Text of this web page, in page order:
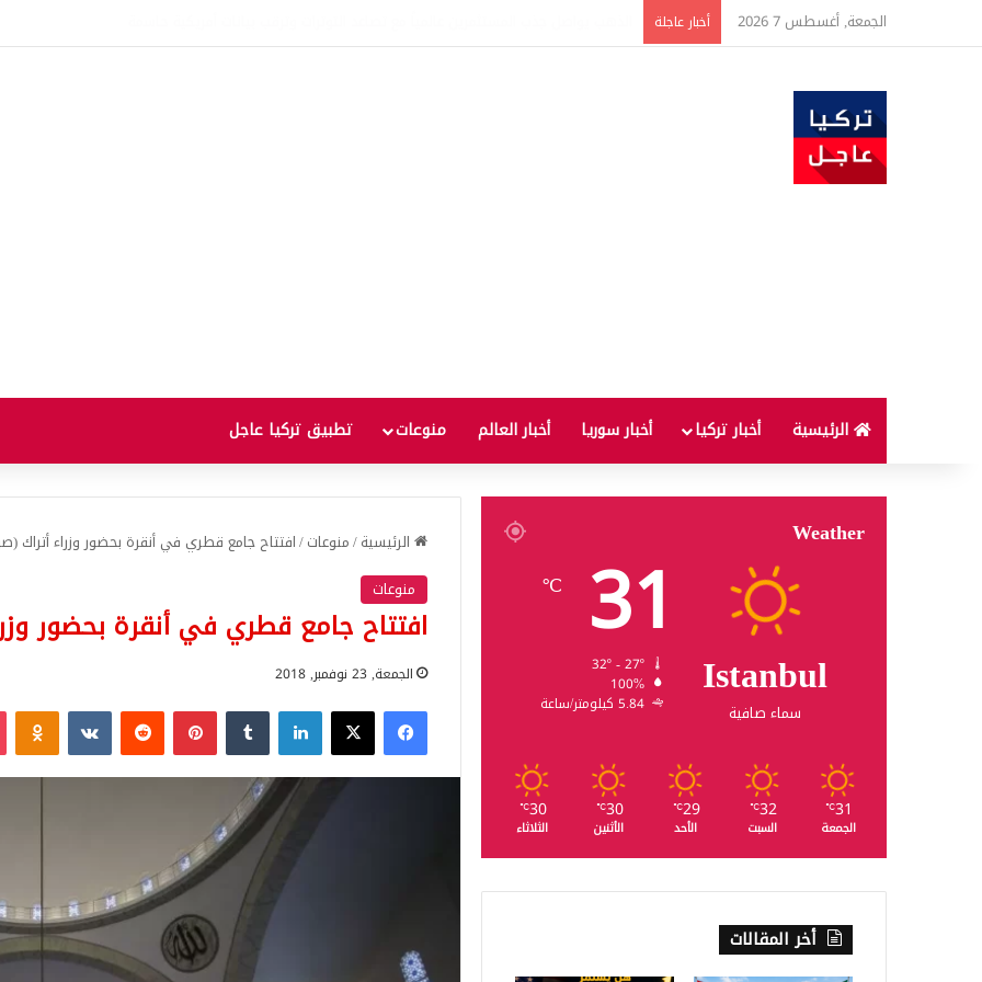
الجمعة, أغسطس 7 2026 أخبار عاجلة
الرئيسية أخبار تركيا أخبار سوريا أخبار العالم منوعات تطبيق تركيا عاجل
الرئيسية/منوعات/افتتاح جامع قطري في أنقرة بحضور وزراء أتراك
منوعات
افتتاح جامع قطري في أنقرة بحضور
الجمعة, 23 نوفمبر, 2018
فيسبوك‫X لينكدإن بينتيريست
Weather
Istanbul
سماء صافية
31
℃
100%
5.84 كيلومتر/ساعة
31
℃
الجمعة
32
℃
السبت
29
℃
الأحد
30
℃
الأثنين
30
℃
الثلاثاء
أخر المقالات